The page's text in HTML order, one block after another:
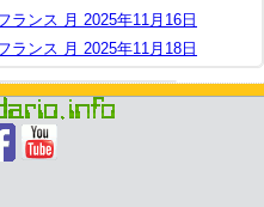
ランス 月 2025年11月16日
ランス 月 2025年11月18日